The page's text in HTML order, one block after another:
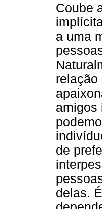
Coube
a uma
relação
amigos
de
delas.